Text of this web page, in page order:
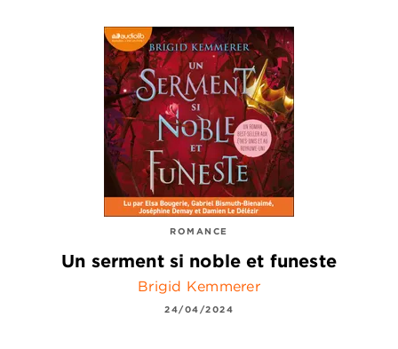
ROMANCE
Un serment si noble et funeste
Brigid Kemmerer
24/04/2024